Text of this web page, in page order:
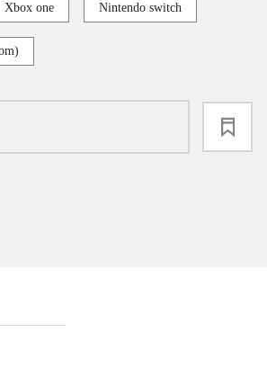
Xbox one Nintendo switch